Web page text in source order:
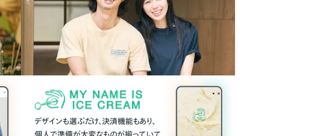
デザインも選ぶだけ、決済機能もあり、